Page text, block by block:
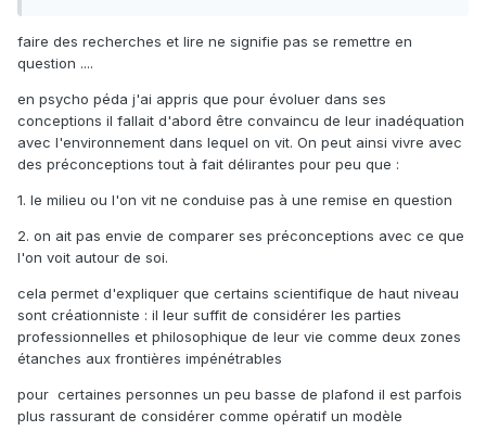
faire des recherches et lire ne signifie pas se remettre en
question ....
en psycho péda j'ai appris que pour évoluer dans ses
conceptions il fallait d'abord être convaincu de leur inadéquation
avec l'environnement dans lequel on vit. On peut ainsi vivre avec
des préconceptions tout à fait délirantes pour peu que :
1. le milieu ou l'on vit ne conduise pas à une remise en question
2. on ait pas envie de comparer ses préconceptions avec ce que
l'on voit autour de soi.
cela permet d'expliquer que certains scientifique de haut niveau
sont créationniste : il leur suffit de considérer les parties
professionnelles et philosophique de leur vie comme deux zones
étanches aux frontières impénétrables
pour certaines personnes un peu basse de plafond il est parfois
plus rassurant de considérer comme opératif un modèle